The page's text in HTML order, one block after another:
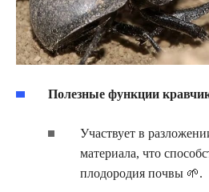
Полезные функции
Участвует в
материала, что
плодородия почвы 🌱.